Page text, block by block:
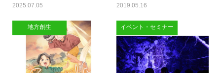
2025.07.05 2019.05.16
地方創生 イベント・セミナー